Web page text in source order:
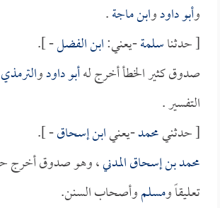
وأبو داودوابن ماجة.
[ حدثناسلمة-يعني:ابن الفضل- ].
صدوق كثير الخطأ أخرج لهأبو داودوالترمذي
التفسير .
[ حدثنيمحمد-يعنيابن إسحاق- ].
محمد بن إسحاق المدني، وهو صدوق أخرج
تعليقاً ومسلموأصحاب السنن.